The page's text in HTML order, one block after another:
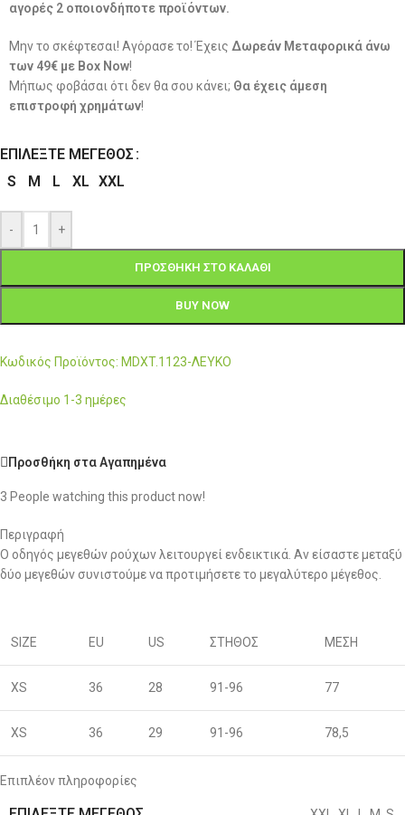
αγορές 2 οποιονδήποτε προϊόντων.
Μην το σκέφτεσαι! Αγόρασε το! Έχεις Δωρεάν Μεταφορικά άνω
των 49€ με Box Now!
Μήπως φοβάσαι ότι δεν θα σου κάνει; Θα έχεις άμεση
επιστροφή χρημάτων!
ΕΠΙΛΈΞΤΕ ΜΈΓΕΘΟΣ
S
M L XL XXL
- +
ΠΡΟΣΘΉΚΗ ΣΤΟ ΚΑΛΆΘΙ
BUY NOW
Κωδικός Προϊόντος: MDXT.1123-ΛΕΥΚΟ
Διαθέσιμο 1-3 ημέρες
Προσθήκη στα Αγαπημένα
3 People watching this product now!
Περιγραφή
Ο οδηγός μεγεθών ρούχων λειτουργεί ενδεικτικά. Αν είσαστε μεταξύ
δύο μεγεθών συνιστούμε να προτιμήσετε το μεγαλύτερο μέγεθος.
SIZE EU US ΣΤΗΘΟΣ ΜΕΣΗ
XS 36 28 91-96 77
XS 36 29 91-96 78,5
S 38
Επιπλέον πληροφορίες